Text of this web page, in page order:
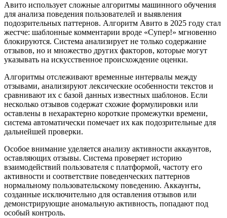
Авито использует сложные алгоритмы машинного обучения
для анализа поведения пользователей и выявления
подозрительных паттернов. Алгоритм Авито в 2025 году стал
жестче: шаблонные комментарии вроде «Супер!» мгновенно
блокируются. Система анализирует не только содержание
отзывов, но и множество других факторов, которые могут
указывать на искусственное происхождение оценки.
Алгоритмы отслеживают временные интервалы между
отзывами, анализируют лексические особенности текстов и
сравнивают их с базой данных известных шаблонов. Если
несколько отзывов содержат схожие формулировки или
оставлены в нехарактерно короткие промежутки времени,
система автоматически помечает их как подозрительные для
дальнейшей проверки.
Особое внимание уделяется анализу активности аккаунтов,
оставляющих отзывы. Система проверяет историю
взаимодействий пользователя с платформой, частоту его
активности и соответствие поведенческих паттернов
нормальному пользовательскому поведению. Аккаунты,
созданные исключительно для оставления отзывов или
демонстрирующие аномальную активность, попадают под
особый контроль.